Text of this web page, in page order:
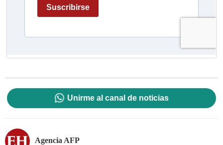
Unirme al canal de noticias
Agencia AFP